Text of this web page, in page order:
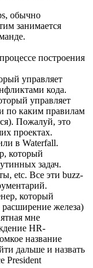
обычно
занимается
построения
управляет
кода.
управляет
по каким правилам
Пожалуй, это
проектах.
в Waterfall.
который
задач.
etc. Все эти buzz-
который
железа)
мне
HR-
название
дальше и назвать
President